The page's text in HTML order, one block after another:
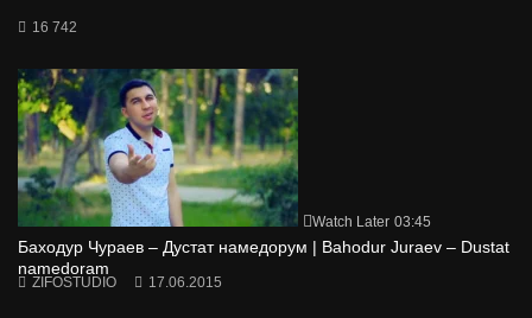
16 742
Watch Later 03:45
Баходур Чураев – Дустат намедорум | Bahodur Juraev – Dustat
namedoram
ZIFOSTUDIO 17.06.2015